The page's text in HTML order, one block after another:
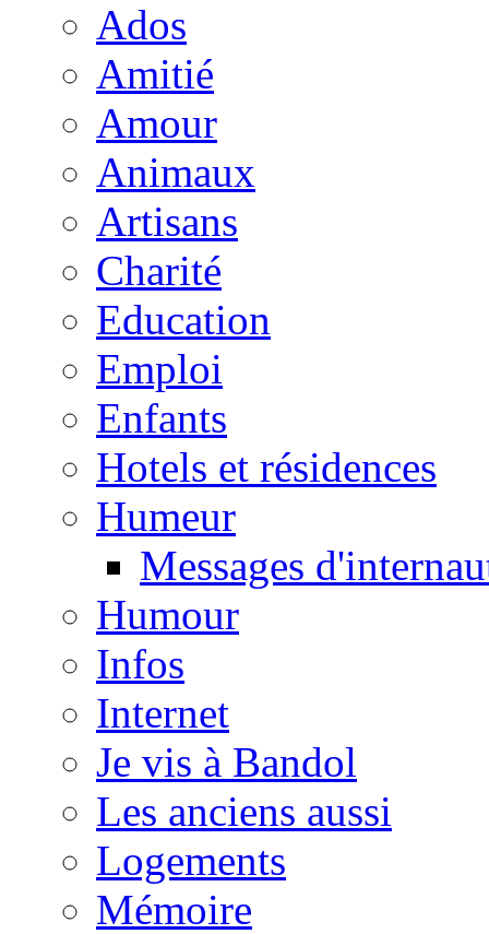
Ados
Amitié
Amour
Animaux
Artisans
Charité
Education
Emploi
Enfants
Hotels et résidences
Humeur
Messages
Humour
Infos
Internet
Je vis à Bandol
Les anciens aussi
Logements
Mémoire